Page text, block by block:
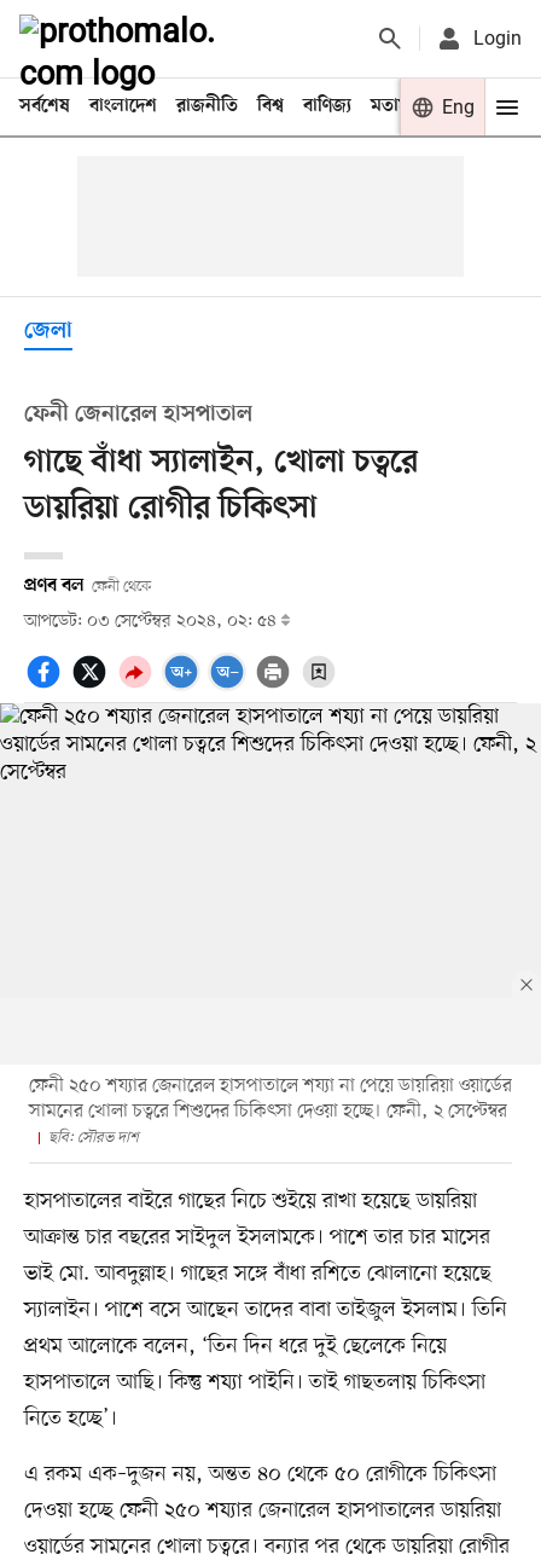
Login
সর্বশেষ বাংলাদেশ রাজনীতি বিশ্ব বাণিজ্য মতামত খেলা
Eng
জেলা
ফেনী জেনারেল হাসপাতাল
গাছে বাঁধা স্যালাইন, খোলা চত্বরে
ডায়রিয়া রোগীর চিকিৎসা
প্রণব বল ফেনী থেকে
আপডেট: ০৩ সেপ্টেম্বর ২০২৪, ০২: ৫৪
ফেনী ২৫০ শয্যার জেনারেল হাসপাতালে শয্যা না পেয়ে ডায়রিয়া ওয়ার্ডের
সামনের খোলা চত্বরে শিশুদের চিকিৎসা দেওয়া হচ্ছে। ফেনী, ২ সেপ্টেম্বর
ছবি: সৌরভ দাশ
হাসপাতালের বাইরে গাছের নিচে শুইয়ে রাখা হয়েছে ডায়রিয়া
আক্রান্ত চার বছরের সাইদুল ইসলামকে। পাশে তার চার মাসের
ভাই মো. আবদুল্লাহ। গাছের সঙ্গে বাঁধা রশিতে ঝোলানো হয়েছে
স্যালাইন। পাশে বসে আছেন তাদের বাবা তাইজুল ইসলাম। তিনি
প্রথম আলোকে বলেন, ‘তিন দিন ধরে দুই ছেলেকে নিয়ে
হাসপাতালে আছি। কিন্তু শয্যা পাইনি। তাই গাছতলায় চিকিৎসা
নিতে হচ্ছে’।
এ রকম এক–দুজন নয়, অন্তত ৪০ থেকে ৫০ রোগীকে চিকিৎসা
দেওয়া হচ্ছে ফেনী ২৫০ শয্যার জেনারেল হাসপাতালের ডায়রিয়া
ওয়ার্ডের সামনের খোলা চত্বরে। বন্যার পর থেকে ডায়রিয়া রোগীর